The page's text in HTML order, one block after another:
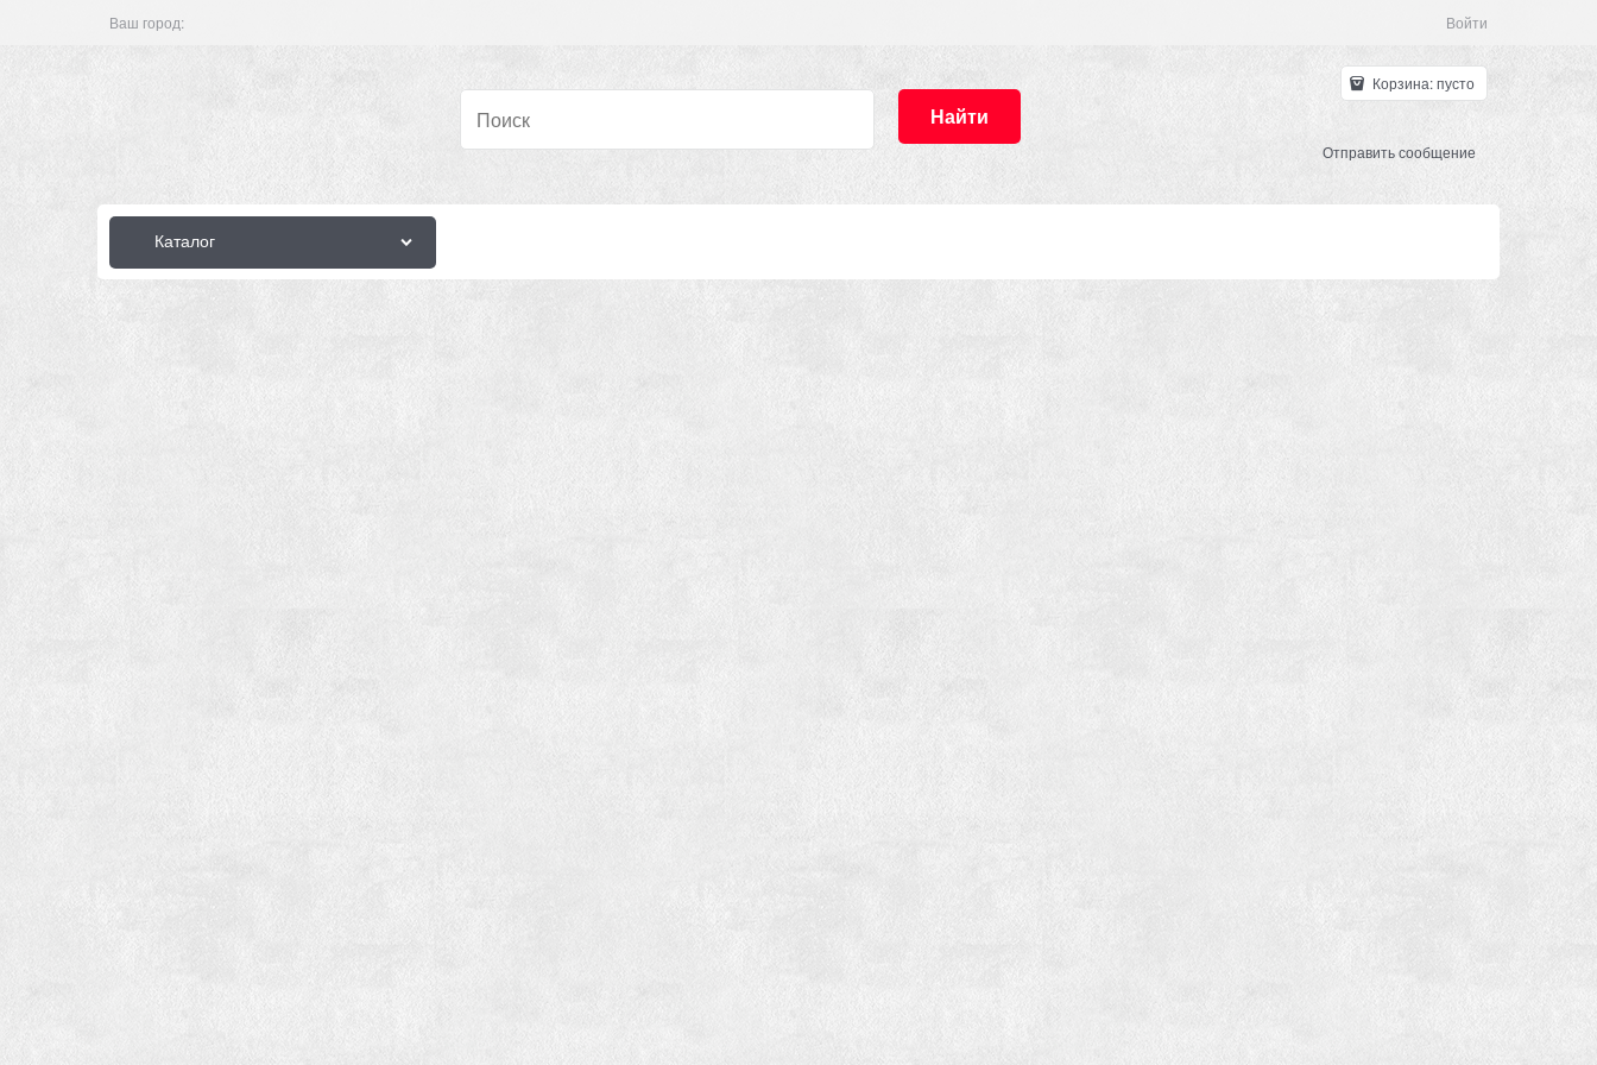
Ваш город: Войти
Найти
Корзина:пусто
Отправить сообщение
Каталог